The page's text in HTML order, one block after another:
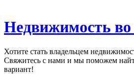
Недвижимость
Хотите стать владельцем
Свяжитесь с нами и мы поможем
вариант!